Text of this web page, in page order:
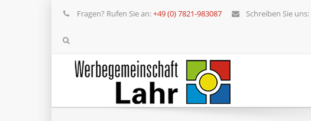
Fragen? Rufen Sie an:+49 (0) 7821-983087 Schreiben Sie uns: